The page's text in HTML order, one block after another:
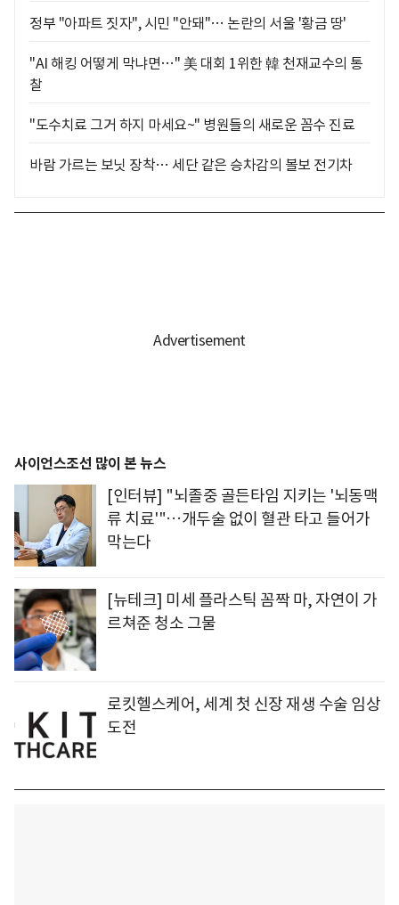
정부 "아파트 짓자", 시민 "안돼"… 논란의 서울 '황금 땅'
"AI 해킹 어떻게 막냐면…" 美 대회 1위한 韓 천재교수의 통
찰
"도수치료 그거 하지 마세요~" 병원들의 새로운 꼼수 진료
바람 가르는 보닛 장착… 세단 같은 승차감의 볼보 전기차
사이언스조선 많이 본 뉴스
[인터뷰] "뇌졸중 골든타임 지키는 '뇌동맥
류 치료'"…개두술 없이 혈관 타고 들어가
막는다
[뉴테크] 미세 플라스틱 꼼짝 마, 자연이 가
르쳐준 청소 그물
로킷헬스케어, 세계 첫 신장 재생 수술 임상
도전